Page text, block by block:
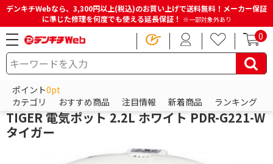
デンキチWebなら、3,300円以上(税込)のお買い上げで送料無料！メーカー保証
に準じた修理を何度でも使える延長保証！ ※一部対象外あり
0
ポイント0pt
カテゴリ
おすすめ商品 注目情報 新着商品 ランキング
HOME 商品一覧ページ キッチン・調理家電
タイガー
TIGER 電気ポット 2.2L ホワイト PDR-G221-W
タイガー